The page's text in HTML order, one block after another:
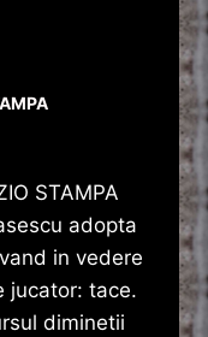
STAMPA
adopta
in vedere
jucator: tace.
diminetii